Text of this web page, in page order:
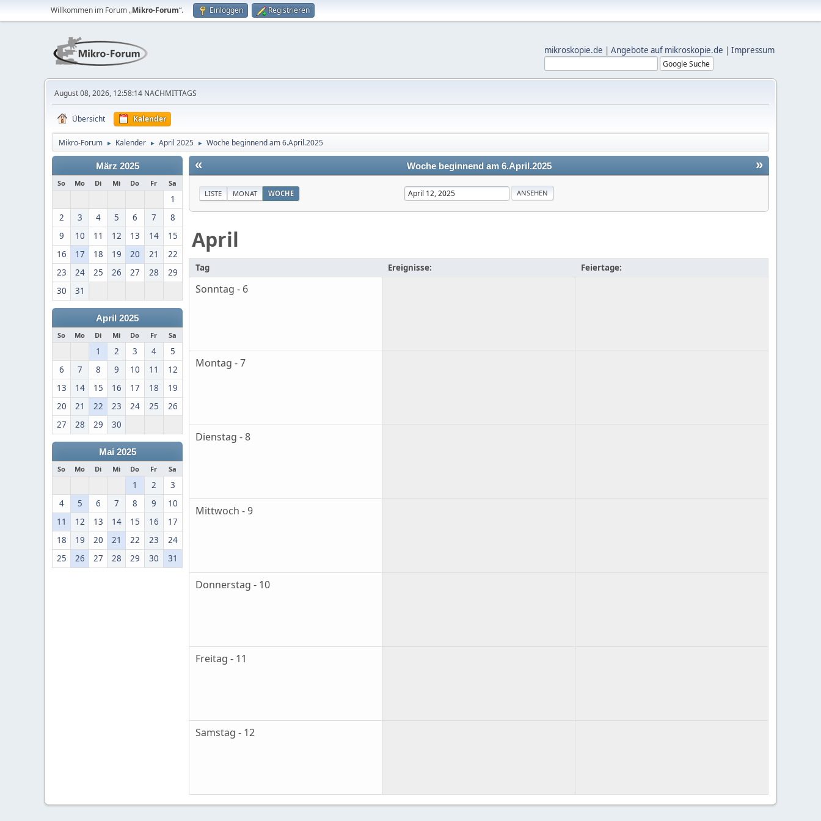
Willkommen im Forum „Mikro-Forum“. Einloggen Registrieren
mikroskopie.de | Angebote auf mikroskopie.de | Impressum
August 08, 2026, 12:58:14 NACHMITTAGS
Übersicht Kalender
Mikro-Forum ► Kalender ► April 2025 ► Woche beginnend am 6.April.2025
März 2025
So Mo Di Mi Do Fr Sa
1
2
3 4 5 6 7
8
9
10 11 12 13 14
15
16
17 18 19 20 21
22
23
24 25 26 27 28
29
30
31
April 2025
So Mo Di Mi Do Fr Sa
1 2 3 4
5
6
7 8 9 10 11
12
13
14 15 16 17 18
19
20
21 22 23 24 25
26
27
28 29 30
Mai 2025
So Mo Di Mi Do Fr Sa
1 2
3
4
5 6 7 8 9
10
11
12 13 14 15 16
17
18
19 20 21 22 23
24
25
26 27 28 29 30 31
« »
Woche beginnend am 6.April.2025
LISTE MONAT WOCHE
April
Tag Ereignisse: Feiertage:
Sonntag - 6
Montag - 7
Dienstag - 8
Mittwoch - 9
Donnerstag - 10
Freitag - 11
Samstag - 12